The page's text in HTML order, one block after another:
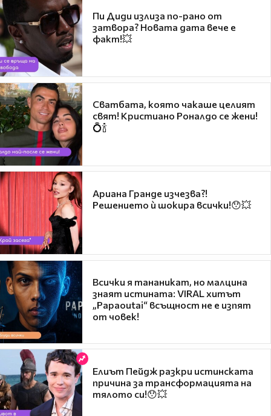
Пи Диди излиза по-рано от
затвора? Новата дата вече е
факт!💥
Сватбата, която чакаше целият
свят! Кристиано Роналдо се жени!
💍🍾
Ариана Гранде изчезва?!
Решението ѝ шокира всички!😯💥
Всички я тананикат, но малцина
знаят истината: VIRAL хитът
„Papaoutai“ всъщност не е изпят
от човек!
Елиът Пейдж разкри истинската
причина за трансформацията на
тялото си!😯💥